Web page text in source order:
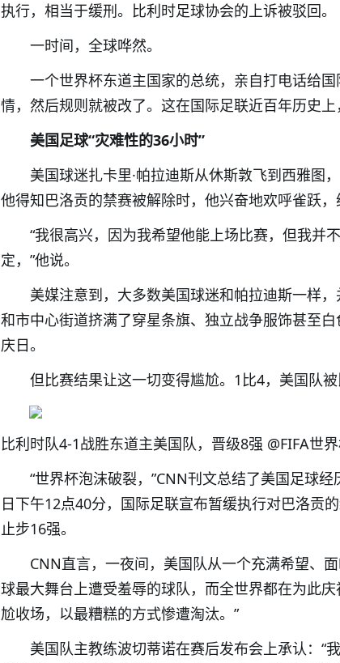
执行，相当于缓刑。比利时足球协会的上诉被驳回。
一时间，全球哗然。
一个世界杯东道主国家的总统，亲自打电话给
情，然后规则就被改了。这在国际足联近百年历史上
美国足球“灾难性的36小时”
美国球迷扎卡里·帕拉迪斯从休斯敦飞到西雅图
他得知巴洛贡的禁赛被解除时，他兴奋地欢呼雀跃，
“我很高兴，因为我希望他能上场比赛，但我并
定，”他说。
美媒注意到，大多数美国球迷和帕拉迪斯一样
和市中心街道挤满了穿星条旗、独立战争服饰甚至
庆日。
但比赛结果让这一切变得尴尬。1比4，美国队被
比利时队4-1战胜东道主美国队，晋级8强 @FIFA世
“世界杯泡沫破裂，”CNN刊文总结了美国足球
日下午12点40分，国际足联宣布暂缓执行对巴洛贡
止步16强。
CNN直言，一夜间，美国队从一个充满希望、
球最大舞台上遭受羞辱的球队，而全世界都在为此
尬收场，以最糟糕的方式惨遭淘汰。”
美国队主教练波切蒂诺在赛后发布会上承认：“